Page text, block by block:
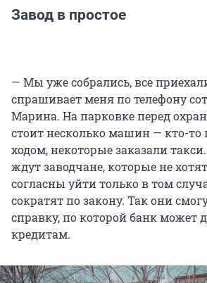
Завод в простое
— Мы уже собрались, все
спрашивает меня по телефону
Марина. На парковке перед
стоит несколько машин — кто-то
ходом, некоторые заказали
ждут заводчане, которые не
согласны уйти только в том
сократят по закону. Так они
справку, по которой банк может
кредитам.